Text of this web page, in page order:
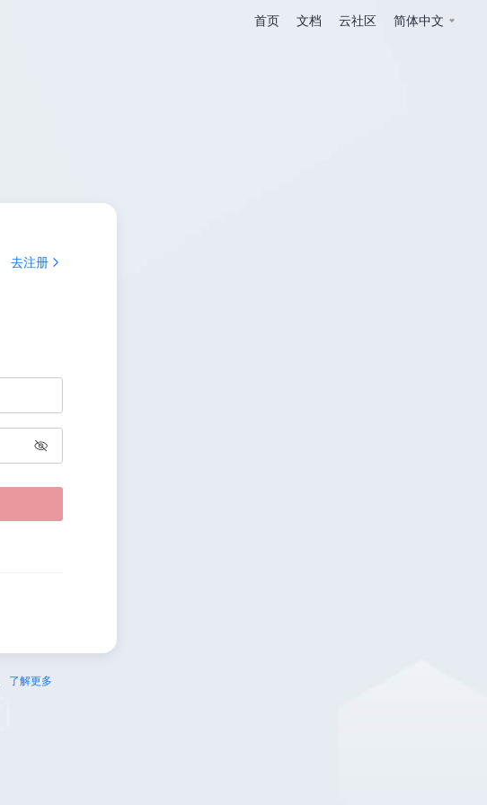
首页 文档 云社区 简体中文
去注册
了解更多